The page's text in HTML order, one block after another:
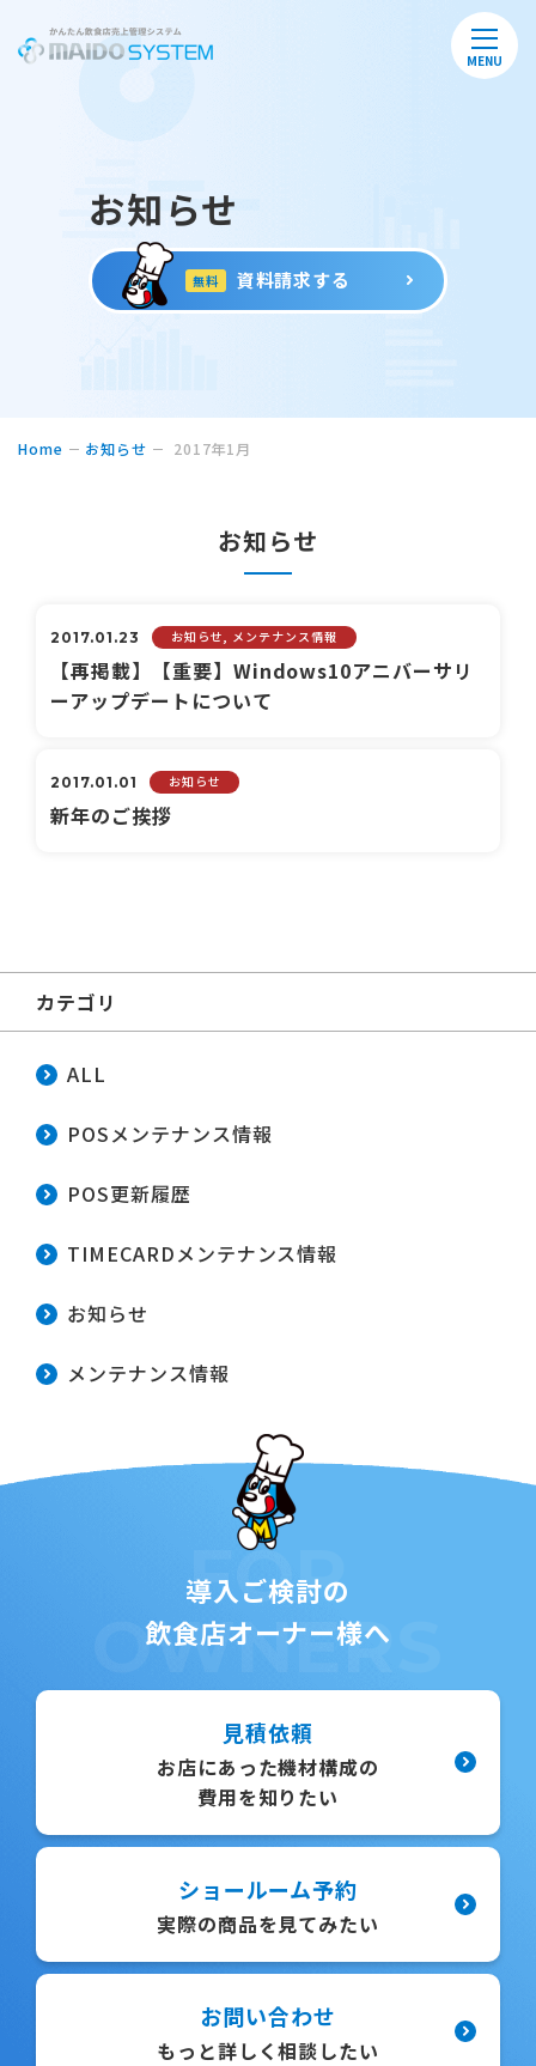
MENU
お知らせ
無料 資料請求する
Home お知らせ 2017年1月
お知らせ
2017.01.23 お知らせ, メンテナンス情報
【再掲載】【重要】Windows10アニバーサリ
ーアップデートについて
2017.01.01 お知らせ
新年のご挨拶
カテゴリ
ALL
POSメンテナンス情報
POS更新履歴
TIMECARDメンテナンス情報
お知らせ
メンテナンス情報
導入ご検討の
飲食店オーナー様へ
FOR
OWNERS
見積依頼
お店にあった機材構成の
費用を知りたい
ショールーム予約
実際の商品を見てみたい
お問い合わせ
もっと詳しく相談したい